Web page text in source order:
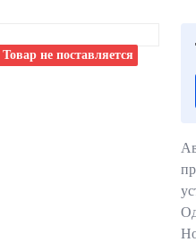
Товар не поставляется